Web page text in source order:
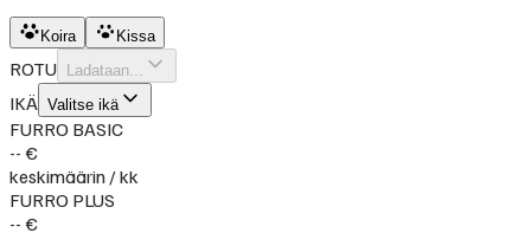
Koira Kissa
ROTU Ladataan...
IKÄ Valitse ikä
FURRO BASIC
-- €
keskimäärin / kk
FURRO PLUS
-- €